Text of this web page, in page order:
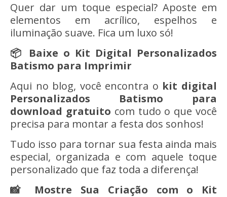
Quer dar um toque especial? Aposte em
elementos em acrílico, espelhos e
iluminação suave. Fica um luxo só!
📦 Baixe o Kit Digital Personalizados
Batismo para Imprimir
Aqui no blog, você encontra o kit digital
Personalizados Batismo
para
download gratuito com tudo o que você
precisa para montar a festa dos sonhos!
Tudo isso para tornar sua festa ainda mais
especial, organizada e com aquele toque
personalizado que faz toda a diferença!
📸 Mostre Sua Criação com o Kit